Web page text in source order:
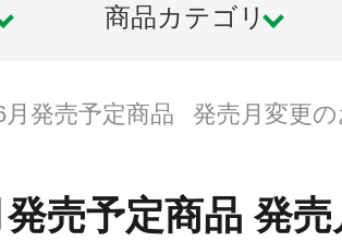
商品カテゴリ
月発売予定商品 発売月変更
売予定商品 発